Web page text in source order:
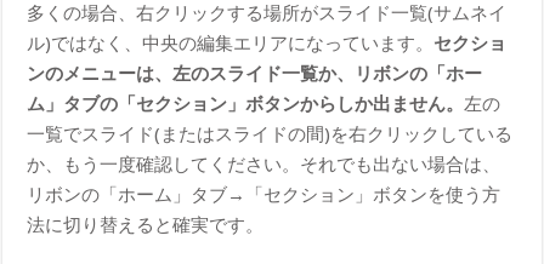
多くの場合、右クリックする場所がスライド一覧(サムネイ
ル)ではなく、中央の編集エリアになっています。 セクショ
ンのメニューは、左のスライド一覧か、リボンの「ホー
ム」タブの「セクション」ボタンからしか出ません。左の
一覧でスライド(またはスライドの間)を右クリックしている
か、もう一度確認してください。それでも出ない場合は、
リボンの「ホーム」タブ→「セクション」ボタンを使う方
法に切り替えると確実です。